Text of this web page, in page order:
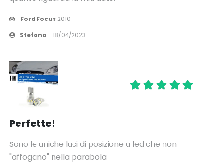
Ford Focus 2010
Stefano -18/04/2023
Perfette!
Sono le uniche luci di posizione a led che non
"affogano" nella parabola